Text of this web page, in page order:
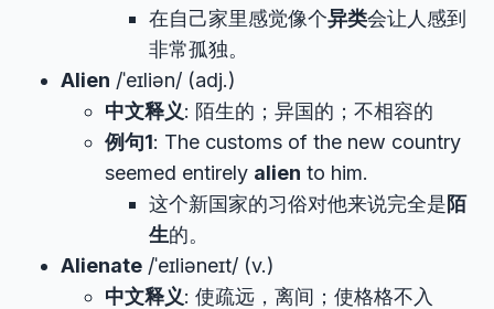
在自己家里感觉像个异类会让人感到
非常孤独。
Alien /ˈeɪliən/ (adj.)
中文释义: 陌生的；异国的；不相容的
例句1: The customs of the new country
seemed entirely alien to him.
这个新国家的习俗对他来说完全是陌
生的。
Alienate /ˈeɪliəneɪt/ (v.)
中文释义: 使疏远，离间；使格格不入